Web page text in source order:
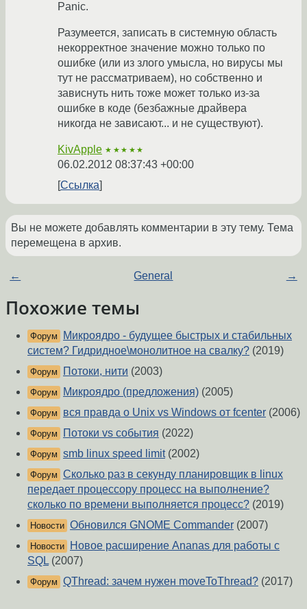
Panic.
Разумеется, записать в системную область
некорректное значение можно только по
ошибке (или из злого умысла, но вирусы мы
тут не рассматриваем), но собственно и
зависнуть нить тоже может только из-за
ошибке в коде (безбажные драйвера
никогда не зависают... и не существуют).
KivApple ★★★★★
06.02.2012 08:37:43 +00:00
Ссылка
Вы не можете добавлять комментарии в эту тему. Тема
перемещена в архив.
← General →
Похожие темы
Форум
Микроядро - будущее быстрых и стабильных
систем? Гидридное\монолитное на свалку? (2019)
Форум Потоки, нити (2003)
Форум Микроядро (предложения) (2005)
Форум вся правда о Unix vs Windows от fcenter (2006)
Форум Потоки vs события (2022)
Форум smb linux speed limit(2002)
Форум Сколько раз в секунду планировщик в linux
передает процессору процесс на выполнение?
сколько по времени выполняется процесс? (2019)
Новости Обновился GNOME Commander (2007)
Новости
Новое расширение Ananas для работы с
SQL (2007)
Форум QThread: зачем нужен moveToThread? (2017)